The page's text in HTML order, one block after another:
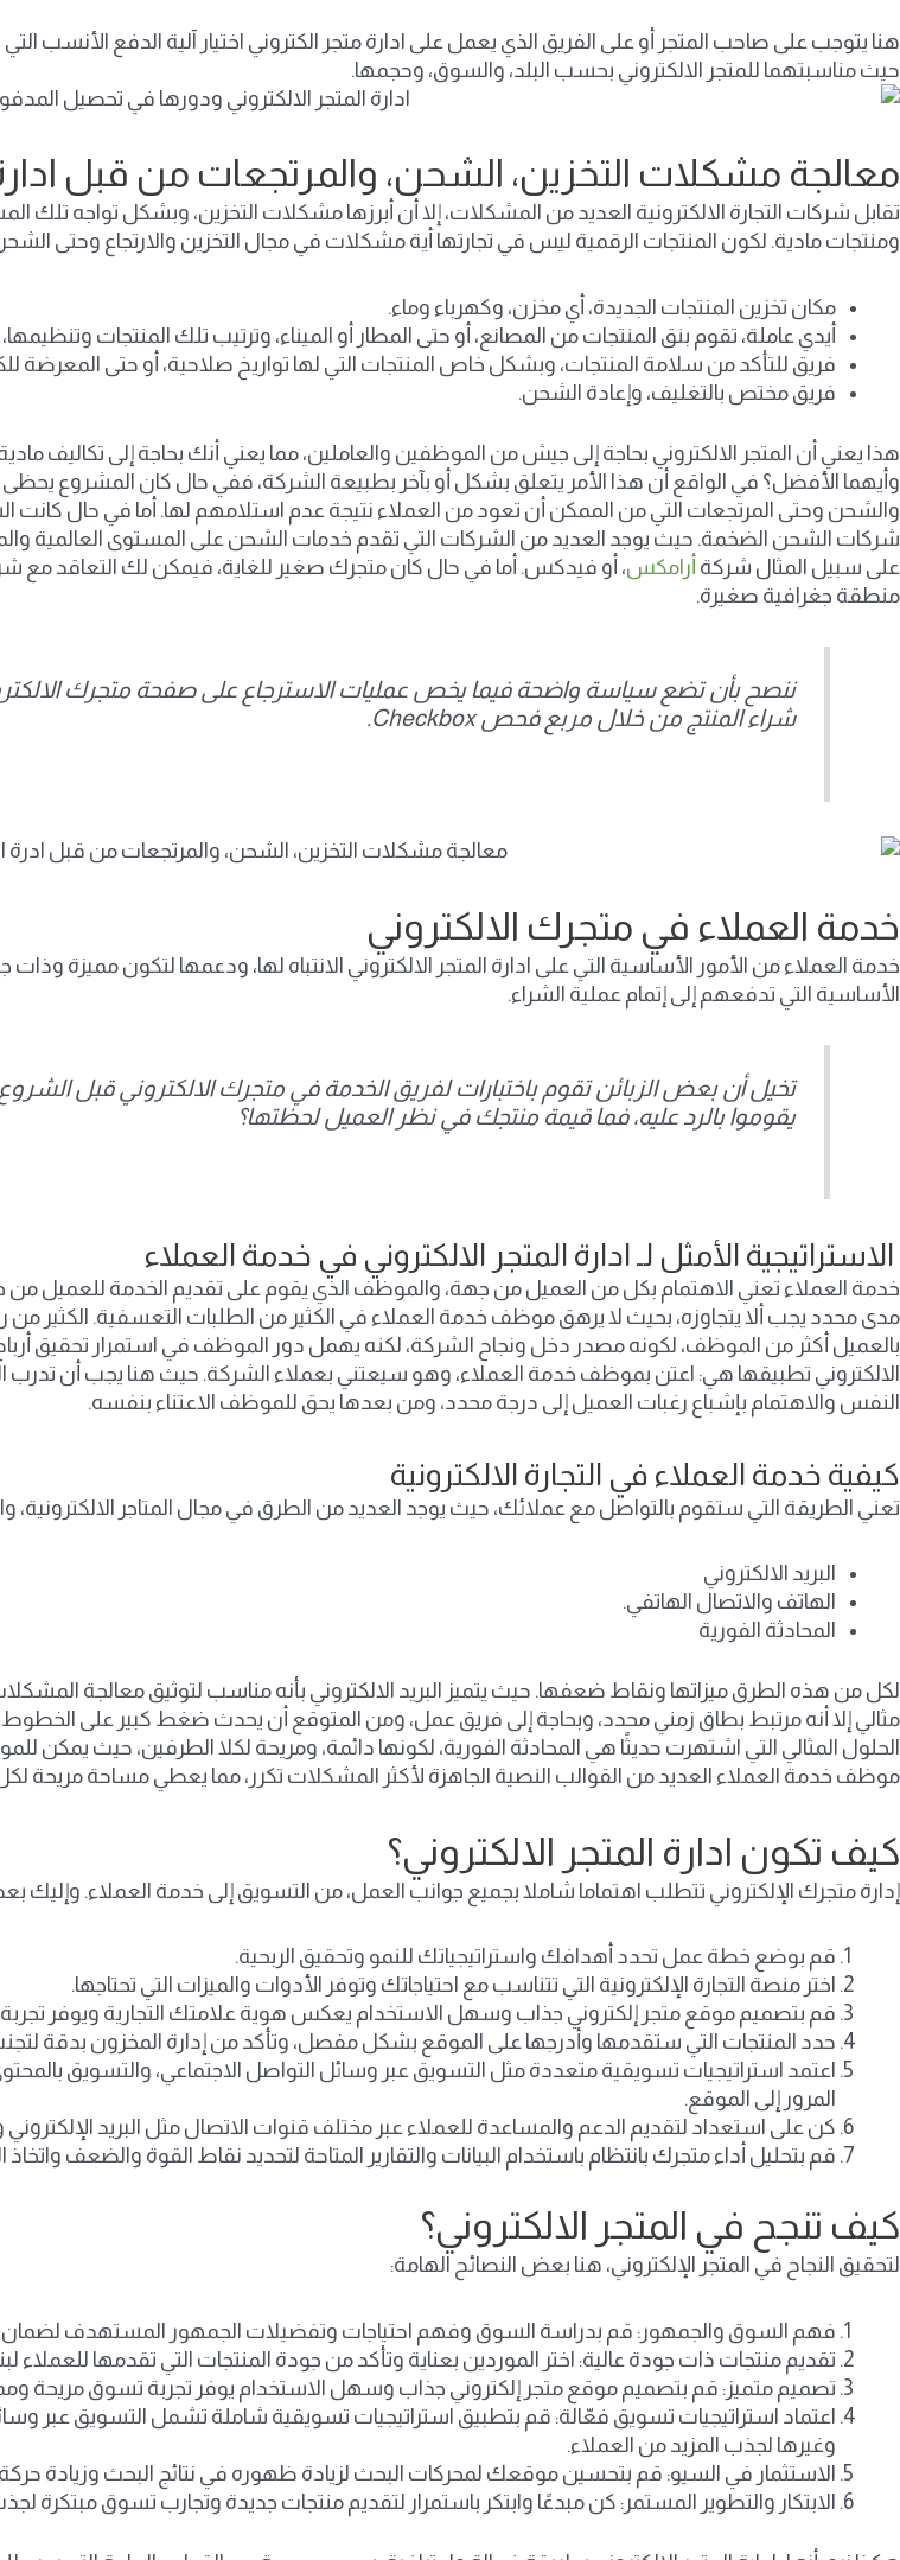
هنا يتوجب على صاحب المتجر أو على الفريق الذي يعمل على ادارة متجر الكتروني اختيار آلية الدفع
حيث مناسبتهما للمتجر الالكتروني بحسب البلد، والسوق، وحجمها.
معالجة مشكلات التخزين، الشحن، والمرتجعات من قبل ادارة
تقابل شركات التجارة الالكترونية العديد من المشكلات، إلا أن أبرزها مشكلات التخزين، وبشكل تواجه تلك
ومنتجات مادية. لكون المنتجات الرقمية ليس في تجارتها أية مشكلات في مجال التخزين والارتجاع وحتى
مكان تخزين المنتجات الجديدة، أي مخزن، وكهرباء وماء.
أيدي عاملة، تقوم بنق المنتجات من المصانع، أو حتى المطار أو الميناء، وترتيب تلك المنتجات
فريق للتأكد من سلامة المنتجات، وبشكل خاص المنتجات التي لها تواريخ صلاحية، أو حتى المعرضة
فريق مختص بالتغليف، وإعادة الشحن.
هذا يعني أن المتجر الالكتروني بحاجة إلى جيش من الموظفين والعاملين، مما يعني أنك بحاجة إلى
وأيهما الأفضل؟ في الواقع أن هذا الأمر يتعلق بشكل أو بآخر بطبيعة الشركة، ففي حال كان المشروع
والشحن وحتى المرتجعات التي من الممكن أن تعود من العملاء نتيجة عدم استلامهم لها. أما في حال كانت
شركات الشحن الضخمة. حيث يوجد العديد من الشركات التي تقدم خدمات الشحن على المستوى العالمية
على سبيل المثال شركة أرامكس، أو فيدكس. أما في حال كان متجرك صغير للغاية، فيمكن لك
منطقة جغرافية صغيرة.
ننصح بأن تضع سياسة واضحة فيما يخص عمليات الاسترجاع على صفحة متجرك
شراء المنتج من خلال مربع فحص Checkbox.
خدمة العملاء في متجرك الالكتروني
خدمة العملاء من الأمور الأساسية التي على ادارة المتجر الالكتروني الانتباه لها، ودعمها لتكون مميزة
الأساسية التي تدفعهم إلى إتمام عملية الشراء.
تخيل أن بعض الزبائن تقوم باختبارات لفريق الخدمة في متجرك الالكتروني قبل الشروع
يقوموا بالرد عليه، فما قيمة منتجك في نظر العميل لحظتها؟
الاستراتيجية الأمثل لـ ادارة المتجر الالكتروني في خدمة العملاء
خدمة العملاء تعني الاهتمام بكل من العميل من جهة، والموظف الذي يقوم على تقديم الخدمة للعميل من
مدى محدد يجب ألا يتجاوزه، بحيث لا يرهق موظف خدمة العملاء في الكثير من الطلبات التعسفية. الكثير من
بالعميل أكثر من الموظف، لكونه مصدر دخل ونجاح الشركة، لكنه يهمل دور الموظف في استمرار تحقيق أرباح
الالكتروني تطبيقها هي: اعتن بموظف خدمة العملاء، وهو سيعتني بعملاء الشركة. حيث هنا يجب أن
النفس والاهتمام بإشباع رغبات العميل إلى درجة محدد، ومن بعدها يحق للموظف الاعتناء بنفسه.
كيفية خدمة العملاء في التجارة الالكترونية
تعني الطريقة التي ستقوم بالتواصل مع عملائك، حيث يوجد العديد من الطرق في مجال المتاجر الالكترونية،
البريد الالكتروني
الهاتف والاتصال الهاتفي.
المحادثة الفورية
لكل من هذه الطرق ميزاتها ونقاط ضعفها. حيث يتميز البريد الالكتروني بأنه مناسب لتوثيق معالجة
مثالي إلا أنه مرتبط بطاق زمني محدد، وبحاجة إلى فريق عمل، ومن المتوقع أن يحدث ضغط كبير على الخطوط
الحلول المثالي التي اشتهرت حديثًا هي المحادثة الفورية، لكونها دائمة، ومريحة لكلا الطرفين، حيث
موظف خدمة العملاء العديد من القوالب النصية الجاهزة لأكثر المشكلات تكرر، مما يعطي مساحة مريحة
كيف تكون ادارة المتجر الالكتروني؟
إدارة متجرك الإلكتروني تتطلب اهتماما شاملا بجميع جوانب العمل، من التسويق إلى خدمة العملاء. وإليك
قم بوضع خطة عمل تحدد أهدافك واستراتيجياتك للنمو وتحقيق الربحية.
اختر منصة التجارة الإلكترونية التي تتناسب مع احتياجاتك وتوفر الأدوات والميزات التي تحتاجها.
قم بتصميم موقع متجر إلكتروني جذاب وسهل الاستخدام يعكس هوية علامتك التجارية ويوفر
حدد المنتجات التي ستقدمها وأدرجها على الموقع بشكل مفصل، وتأكد من إدارة المخزون بدقة
اعتمد استراتيجيات تسويقية متعددة مثل التسويق عبر وسائل التواصل الاجتماعي، والتسويق
المرور إلى الموقع.
كن على استعداد لتقديم الدعم والمساعدة للعملاء عبر مختلف قنوات الاتصال مثل البريد
قم بتحليل أداء متجرك بانتظام باستخدام البيانات والتقارير المتاحة لتحديد نقاط القوة والضعف واتخاذ
كيف تنجح في المتجر الالكتروني؟
لتحقيق النجاح في المتجر الإلكتروني، هنا بعض النصائح الهامة:
فهم السوق والجمهور: قم بدراسة السوق وفهم احتياجات وتفضيلات الجمهور المستهدف لضمان
تقديم منتجات ذات جودة عالية: اختر الموردين بعناية وتأكد من جودة المنتجات التي تقدمها للعملاء
تصميم متميز: قم بتصميم موقع متجر إلكتروني جذاب وسهل الاستخدام يوفر تجربة تسوق مريحة
اعتماد استراتيجيات تسويق فعّالة: قم بتطبيق استراتيجيات تسويقية شاملة تشمل التسويق عبر
وغيرها لجذب المزيد من العملاء.
الاستثمار في السيو: قم بتحسين موقعك لمحركات البحث لزيادة ظهوره في نتائج البحث وزيادة حركة
الابتكار والتطوير المستمر: كن مبدعًا وابتكر باستمرار لتقديم منتجات جديدة وتجارب تسوق مبتكرة